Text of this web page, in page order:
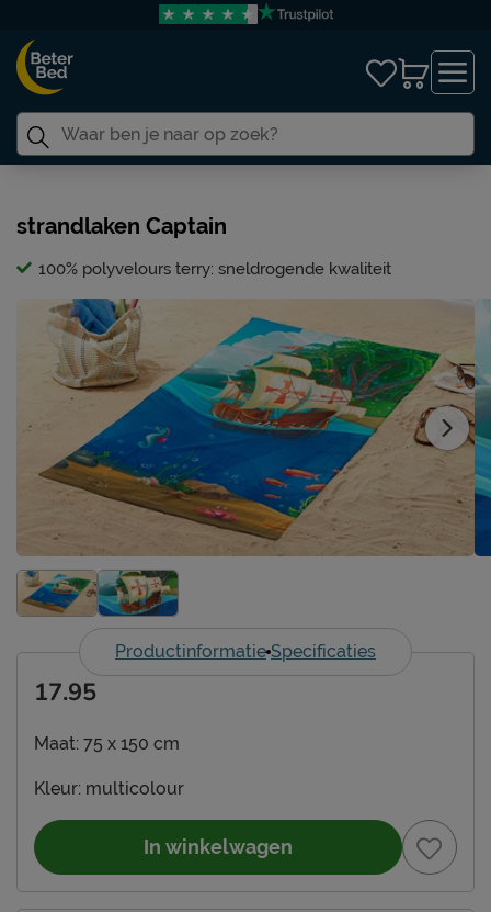
strandlaken Captain
100% polyvelours terry: sneldrogende kwaliteit
Productinformatie Specificaties
Maat: 75 x 150 cm
Kleur: multicolour
17.95
In winkelwagen